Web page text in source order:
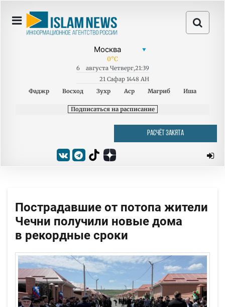
0°C
6 августа Четверг,21:39
21 Сафар 1448 AH
Фаджр
Восход Зухр Аср Магриб Иша
Подписаться на расписание
РАСЧЁТ ЗАКЯТА
Пострадавшие от потопа жители
Чечни получили новые дома
в рекордные сроки